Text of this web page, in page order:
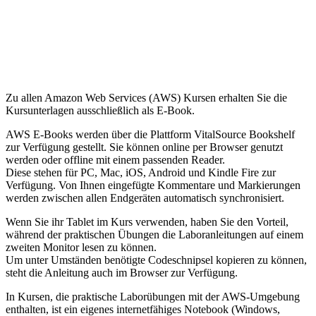
Zu allen Amazon Web Services (AWS) Kursen erhalten Sie die
Kursunterlagen ausschließlich als E-Book.
AWS E-Books werden über die Plattform VitalSource Bookshelf
zur Verfügung gestellt. Sie können online per Browser genutzt
werden oder offline mit einem passenden Reader.
Diese stehen für PC, Mac, iOS, Android und Kindle Fire zur
Verfügung. Von Ihnen eingefügte Kommentare und Markierungen
werden zwischen allen Endgeräten automatisch synchronisiert.
Wenn Sie ihr Tablet im Kurs verwenden, haben Sie den Vorteil,
während der praktischen Übungen die Laboranleitungen auf einem
zweiten Monitor lesen zu können.
Um unter Umständen benötigte Codeschnipsel kopieren zu können,
steht die Anleitung auch im Browser zur Verfügung.
In Kursen, die praktische Laborübungen mit der AWS-Umgebung
enthalten, ist ein eigenes internetfähiges Notebook (Windows,